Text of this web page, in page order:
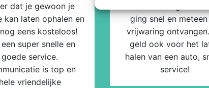
dat je gewoon je
kan laten ophalen en
eens kosteloos!
super snelle en
goede service.
is top en
hele vriendelijke
ging snel en
vrijwaring
geld ook voor het
halen van een auto,
service!